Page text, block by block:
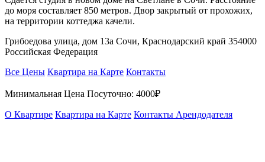
до моря составляет 850 метров. Двор закрытый от прохожих,
на территории коттеджа качели.
Грибоедова улица, дом 13а Сочи, Краснодарский край 354000
Российская Федерация
Все Цены Квартира на Карте Контакты
Минимальная Цена Посуточно: 4000₽
О Квартире Квартира на Карте Контакты Арендодателя